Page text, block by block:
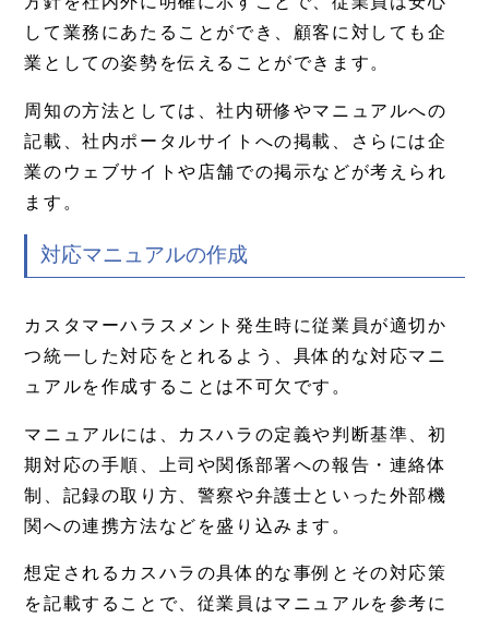
して業務にあたることができ、顧客に対しても企
業としての姿勢を伝えることができます。
周知の方法としては、社内研修やマニュアルへの
記載、社内ポータルサイトへの掲載、さらには企
業のウェブサイトや店舗での掲示などが考えられ
ます。
対応マニュアルの作成
カスタマーハラスメント発生時に従業員が適切か
つ統一した対応をとれるよう、具体的な対応マニ
ュアルを作成することは不可欠です。
マニュアルには、カスハラの定義や判断基準、初
期対応の手順、上司や関係部署への報告・連絡体
制、記録の取り方、警察や弁護士といった外部機
関への連携方法などを盛り込みます。
想定されるカスハラの具体的な事例とその対応策
を記載することで、従業員はマニュアルを参考に